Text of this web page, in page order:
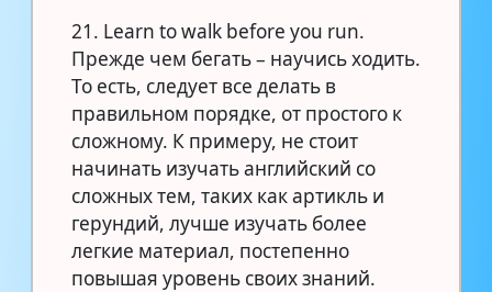
21. Learn to walk before you run.
Прежде чем бегать – научись ходить.
То есть, следует все делать в
правильном порядке, от простого к
сложному. К примеру, не стоит
начинать изучать английский со
сложных тем, таких как артикль и
герундий, лучше изучать более
легкие материал, постепенно
повышая уровень своих знаний.